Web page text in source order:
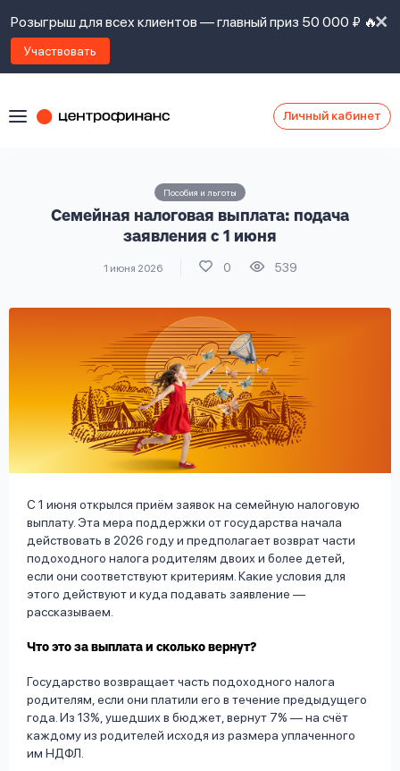
Розыгрыш для всех клиентов — главный приз 50 000 ₽ 🔥
Участвовать
Личный кабинет
Пособия и льготы
Семейная налоговая выплата: подача
заявления с 1 июня
1 июня 2026 0 539
С 1 июня открылся приём заявок на семейную налоговую
выплату. Эта мера поддержки от государства начала
действовать в 2026 году и предполагает возврат части
подоходного налога родителям двоих и более детей,
если они соответствуют критериям. Какие условия для
этого действуют и куда подавать заявление —
рассказываем.
Что это за выплата и сколько вернут?
Государство возвращает часть подоходного налога
родителям, если они платили его в течение предыдущего
года. Из 13%, ушедших в бюджет, вернут 7% — на счёт
каждому из родителей исходя из размера уплаченного
им НДФЛ.
Наши
вопрос
Ответы
на
вопросы
с
сайта,
обработку
личных
данных